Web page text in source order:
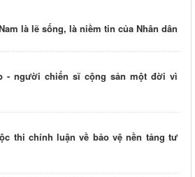
là lẽ sống, là niềm tin của Nhân dân
- người chiến sĩ cộng sản một đời vì
thi chính luận về bảo vệ nền tảng tư